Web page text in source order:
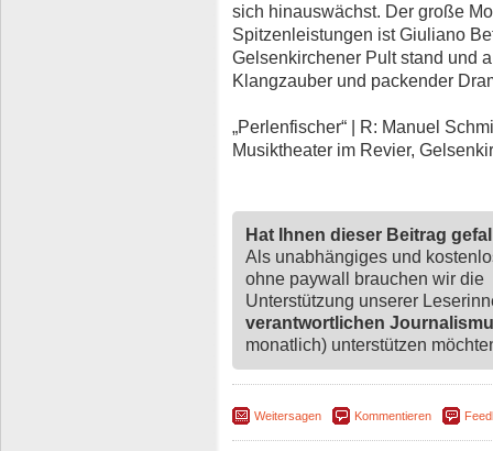
sich hinauswächst. Der große
Spitzenleistungen ist Giuliano
Gelsenkirchener Pult stand und
Klangzauber und packender
„Perlenfischer“ | R: Manuel
Musiktheater im Revier,
Hat Ihnen dieser Beitrag
Als unabhängiges und
ohne paywall brauchen wir die
Unterstützung unserer
verantwortlichen
monatlich) unterstützen
Weitersagen Kommentieren